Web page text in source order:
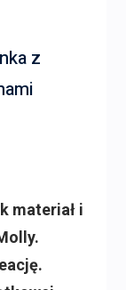
z
materiał i